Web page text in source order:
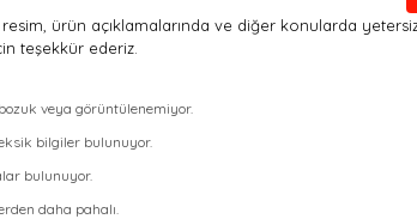
ürün açıklamalarında ve diğer konularda
teşekkür ederiz.
veya görüntülenemiyor.
bilgiler bulunuyor.
bulunuyor.
daha pahalı.